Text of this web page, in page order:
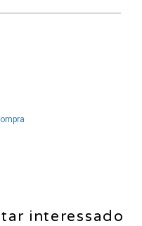
interessado